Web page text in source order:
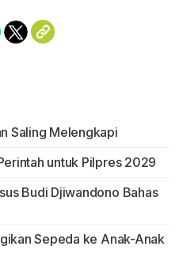
Saling Melengkapi
untuk Pilpres 2029
Budi Djiwandono Bahas
Sepeda ke Anak-Anak